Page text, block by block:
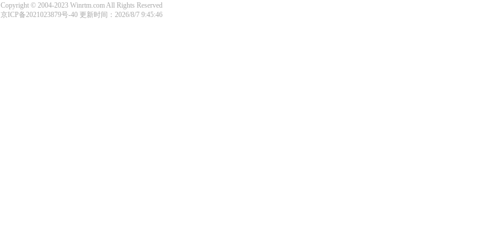
Copyright © 2004-2023 Winrtm.com All Rights Reserved
京ICP备2021023879号-40 更新时间：2026/8/7 9:45:46